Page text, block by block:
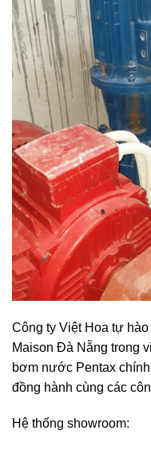
Công ty Việt Hoa tự
Maison Đà Nẵng trong
bơm nước Pentax
đồng hành cùng các
Hệ thống showroom: